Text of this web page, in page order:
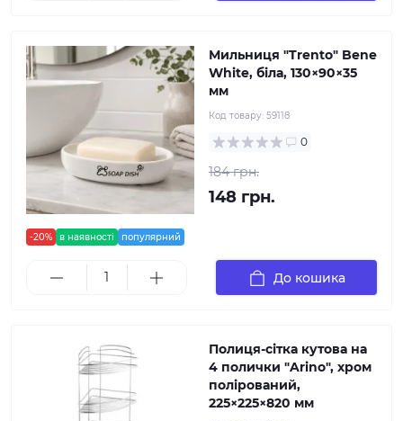
-20% в наявності популярний
Мильниця "Trento" Bene
White, біла, 130×90×35
мм
Код товару: 59118
0
184 грн.
148 грн.
До кошика
Полиця-сітка кутова на
4 полички "Arino", хром
полірований,
225×225×820 мм